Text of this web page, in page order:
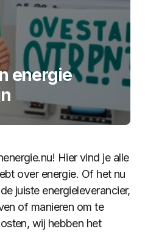
Hier vind je alle
over energie. Of het nu
juiste energieleverancier,
of manieren om te
wij hebben het